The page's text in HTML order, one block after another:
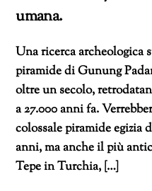
umana.
Una ricerca archeologica
piramide di Gunung
oltre un secolo,
a 27.000 anni fa.
colossale piramide egizia
anni, ma anche il più
Tepe in Turchia, […]